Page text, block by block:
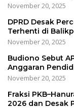
November 20, 2025
DPRD Desak
Terhenti di
November 20, 2025
Budiono Sebut
Anggaran
November 20, 2025
Fraksi
2026 dan Desak